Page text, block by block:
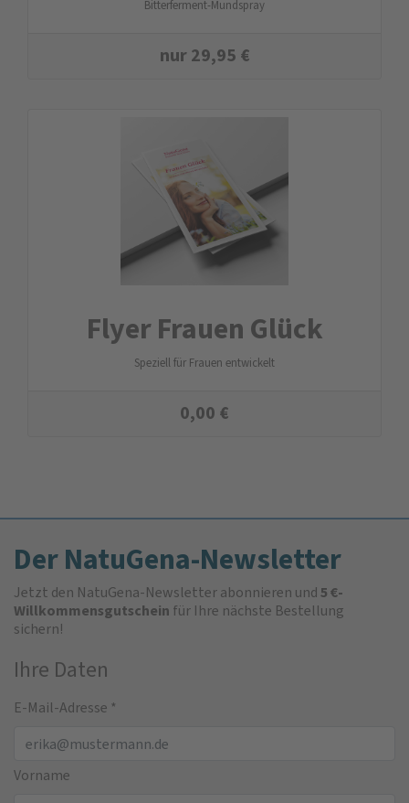
Bitterferment-Mundspray
nur29,95 €
Flyer Frauen Glück
Speziell für Frauen entwickelt
0,00 €
Der NatuGena-Newsletter
Jetzt den NatuGena-Newsletter abonnieren und5 €-
Willkommensgutschein für Ihre nächste Bestellung
sichern!
Ihre Daten
E-Mail-Adresse *
Vorname